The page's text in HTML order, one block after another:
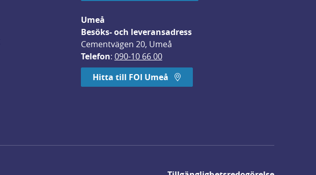
Umeå
Besöks- och leveransadress
Cementvägen 20, Umeå
Telefon: 090-10 66 00
Hitta till FOI Umeå